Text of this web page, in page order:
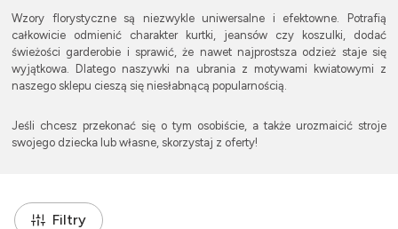
Wzory florystyczne są niezwykle uniwersalne i efektowne. Potrafią
całkowicie odmienić charakter kurtki, jeansów czy koszulki, dodać
świeżości garderobie i sprawić, że nawet najprostsza odzież staje się
wyjątkowa. Dlatego naszywki na ubrania z motywami kwiatowymi z
naszego sklepu cieszą się niesłabnącą popularnością.
Jeśli chcesz przekonać się o tym osobiście, a także urozmaicić stroje
swojego dziecka lub własne, skorzystaj z oferty!
Filtry